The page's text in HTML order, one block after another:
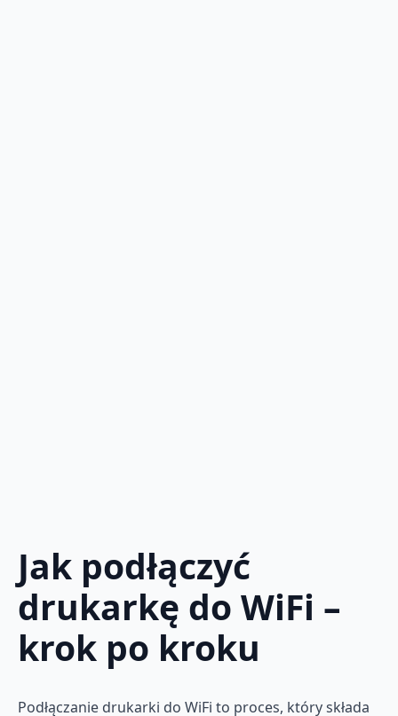
Jak podłączyć
drukarkę do WiFi –
krok po kroku
Podłączanie drukarki do WiFi to proces, który składa